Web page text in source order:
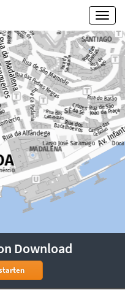
Download